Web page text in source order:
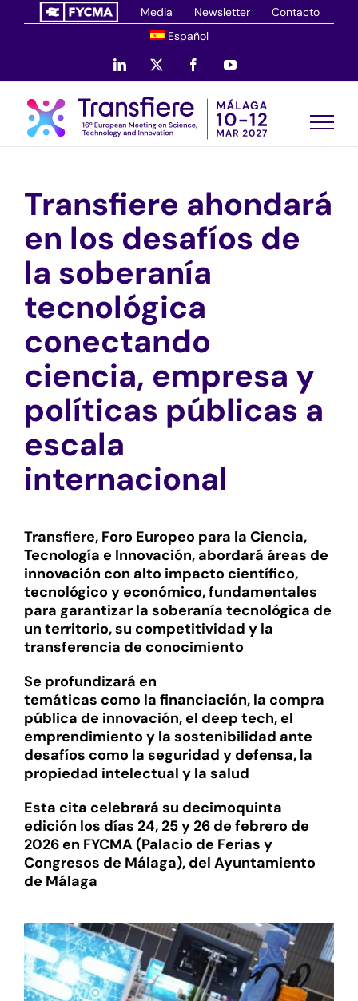
Media Newsletter
Contacto
Español
LinkedIn FacebookYouTube
Transfiere ahondará
en los desafíos de
la soberanía
tecnológica
conectando
ciencia, empresa y
políticas públicas a
escala
internacional
Transfiere, Foro Europeo para la Ciencia,
Tecnología e Innovación, abordará áreas de
innovación con alto impacto científico,
tecnológico y económico, fundamentales
para garantizar la soberanía tecnológica de
un territorio, su competitividad y la
transferencia de conocimiento
Se profundizará en
temáticas como la financiación, la compra
pública de innovación, el deep tech, el
emprendimiento y la sostenibilidad ante
desafíos como la seguridad y defensa, la
propiedad intelectual y la salud
Esta cita celebrará su decimoquinta
edición los días 24, 25 y 26 de febrero de
2026 en FYCMA (Palacio de Ferias y
Congresos de Málaga), del Ayuntamiento
de Málaga